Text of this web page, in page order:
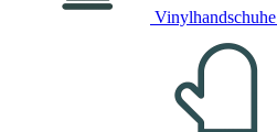
Vinylhandschuhe